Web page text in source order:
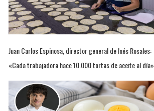
Juan Carlos Espinosa, director general de Inés Rosales:
«Cada trabajadora hace 10.000 tortas de aceite al día»